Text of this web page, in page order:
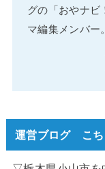
グの「おやナビ
マ編集メンバー
運営ブログ こち